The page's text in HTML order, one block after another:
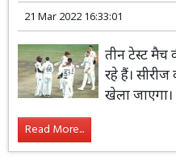
21 Mar 2022 16:33:01
तीन टेस्ट मैच
रहे हैं। सीरीज
खेला जाएगा।
Read More...